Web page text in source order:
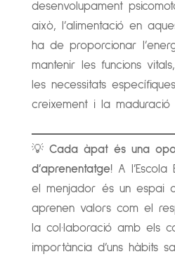
desenvolupament
això, l’alimentació en
ha de proporcionar
mantenir les funcions
les necessitats
creixement i la
💡 Cada àpat és una
d’aprenentatge!A l’Escola
el menjador és un espai
aprenen valors com el
la col·laboració amb els
importància d’uns hàbits